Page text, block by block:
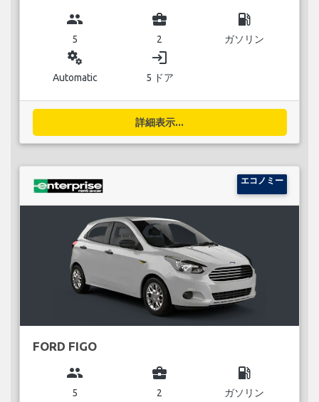
group
5
business_center
2
local_gas_station
ガソリン
miscellaneous_services
Automatic
login
5 ドア
詳細表示...
エコノミー
FORD FIGO
group
5
business_center
2
local_gas_station
ガソリン